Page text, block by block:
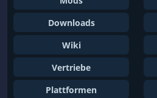
Downloads
Wiki
Vertriebe
Plattformen